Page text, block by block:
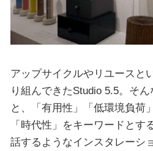
アップサイクルやリユースと
り組んできたStudio 5.5。そ
と、「有用性」「低環境負荷
「時代性」をキーワードとす
話するようなインスタレーシ